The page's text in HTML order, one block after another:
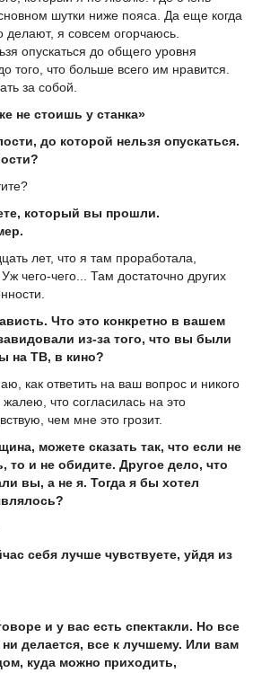
шутки ниже пояса. Да еще когда
делают, я совсем огорчаюсь.
опускаться до общего уровня
того, что больше всего им нравится.
за собой.
не стоишь у станка»
до которой нельзя опускаться.
который вы прошли.
лет, что я там проработала,
чего-чего... Там достаточно других
Что это конкретно в вашем
из-за того, что вы были
на ТВ, в кино?
как ответить на ваш вопрос и никого
что согласилась на это
чем мне это грозит.
можете сказать так, что если не
то и не обидите. Другое дело, что
вы, а не я. Тогда я бы хотел
себя лучше чувствуете, уйдя из
и у вас есть спектакли. Но все
ни делается, все к лучшему. Или вам
куда можно приходить,